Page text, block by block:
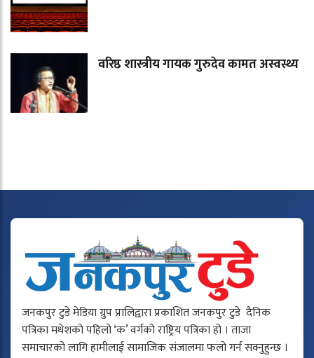
वरिष्ठ शास्त्रीय गायक गुरुदेव कामत अस्वस्थ्य
जनकपुर टुडे मेडिया ग्रुप प्रालिद्वारा प्रकाशित जनकपुर टुडे दैनिक
पत्रिका मधेशको पहिलो ‘क’ वर्गको राष्ट्रिय पत्रिका हो । ताजा
समाचारको लागि हामीलाई सामाजिक संजालमा फलो गर्न सक्नुहुन्छ ।